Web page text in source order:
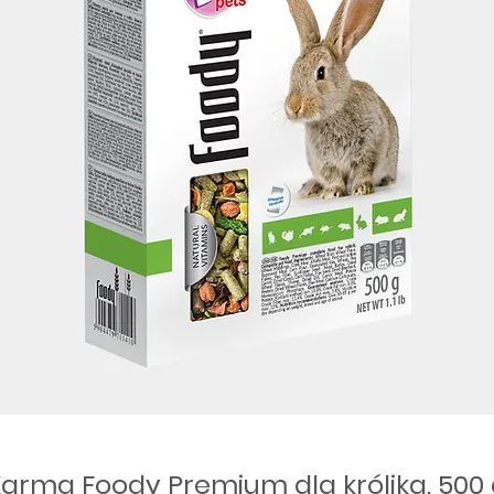
Foody Premium dla królika, 500